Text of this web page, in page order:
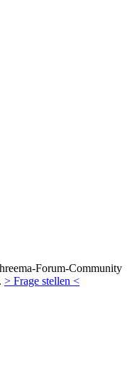
Forum-Community
> Frage stellen <